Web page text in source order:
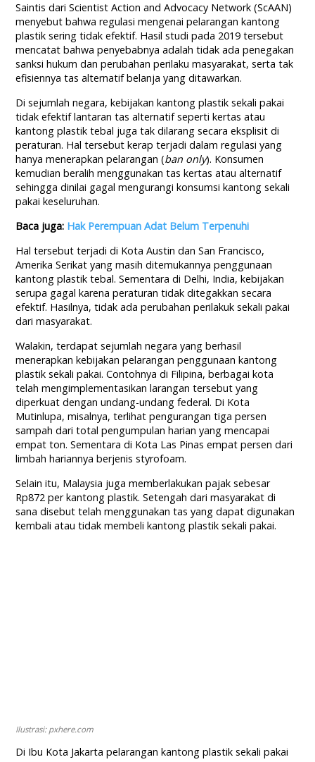
Saintis dari Scientist Action and Advocacy Network (ScAAN)
menyebut bahwa regulasi mengenai pelarangan kantong
plastik sering tidak efektif. Hasil studi pada 2019 tersebut
mencatat bahwa penyebabnya adalah tidak ada penegakan
sanksi hukum dan perubahan perilaku masyarakat, serta tak
efisiennya tas alternatif belanja yang ditawarkan.
Di sejumlah negara, kebijakan kantong plastik sekali pakai
tidak efektif lantaran tas alternatif seperti kertas atau
kantong plastik tebal juga tak dilarang secara eksplisit di
peraturan. Hal tersebut kerap terjadi dalam regulasi yang
hanya menerapkan pelarangan (ban only). Konsumen
kemudian beralih menggunakan tas kertas atau alternatif
sehingga dinilai gagal mengurangi konsumsi kantong sekali
pakai keseluruhan.
Baca juga: Hak Perempuan Adat Belum Terpenuhi
Hal tersebut terjadi di Kota Austin dan San Francisco,
Amerika Serikat yang masih ditemukannya penggunaan
kantong plastik tebal. Sementara di Delhi, India, kebijakan
serupa gagal karena peraturan tidak ditegakkan secara
efektif. Hasilnya, tidak ada perubahan perilakuk sekali pakai
dari masyarakat.
Walakin, terdapat sejumlah negara yang berhasil
menerapkan kebijakan pelarangan penggunaan kantong
plastik sekali pakai. Contohnya di Filipina, berbagai kota
telah mengimplementasikan larangan tersebut yang
diperkuat dengan undang-undang federal. Di Kota
Mutinlupa, misalnya, terlihat pengurangan tiga persen
sampah dari total pengumpulan harian yang mencapai
empat ton. Sementara di Kota Las Pinas empat persen dari
limbah hariannya berjenis styrofoam.
Selain itu, Malaysia juga memberlakukan pajak sebesar
Rp872 per kantong plastik. Setengah dari masyarakat di
sana disebut telah menggunakan tas yang dapat digunakan
kembali atau tidak membeli kantong plastik sekali pakai.
Ilustrasi: pxhere.com
Di Ibu Kota Jakarta pelarangan kantong plastik sekali pakai